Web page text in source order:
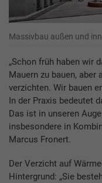
Massivbau außen und
„Schon früh haben wir
Mauern zu bauen, aber
verzichten. Wir bauen
In der Praxis bedeutet
Das ist in unseren
insbesondere in
Marcus Fronert.
Der Verzicht auf
Hintergrund: „Sie